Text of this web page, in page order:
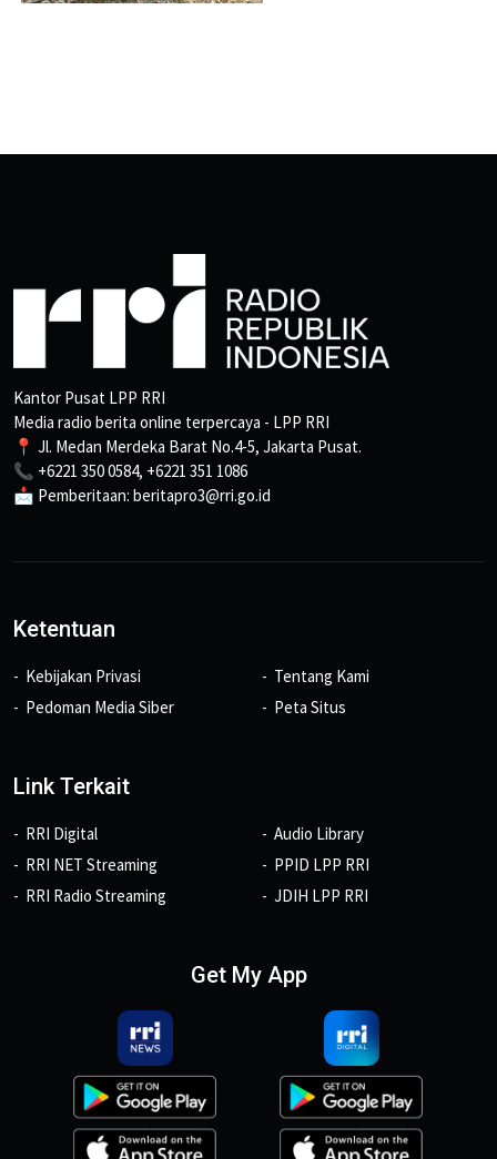
Kantor Pusat LPP RRI
Media radio berita online terpercaya - LPP RRI
📍 Jl. Medan Merdeka Barat No.4-5, Jakarta Pusat.
📞 +6221 350 0584, +6221 351 1086
📩 Pemberitaan: beritapro3@rri.go.id
Ketentuan
Kebijakan Privasi
Pedoman Media Siber
Tentang Kami
Peta Situs
Link Terkait
RRI Digital
RRI NET Streaming
RRI Radio Streaming
Audio Library
PPID LPP RRI
JDIH LPP RRI
Get My App